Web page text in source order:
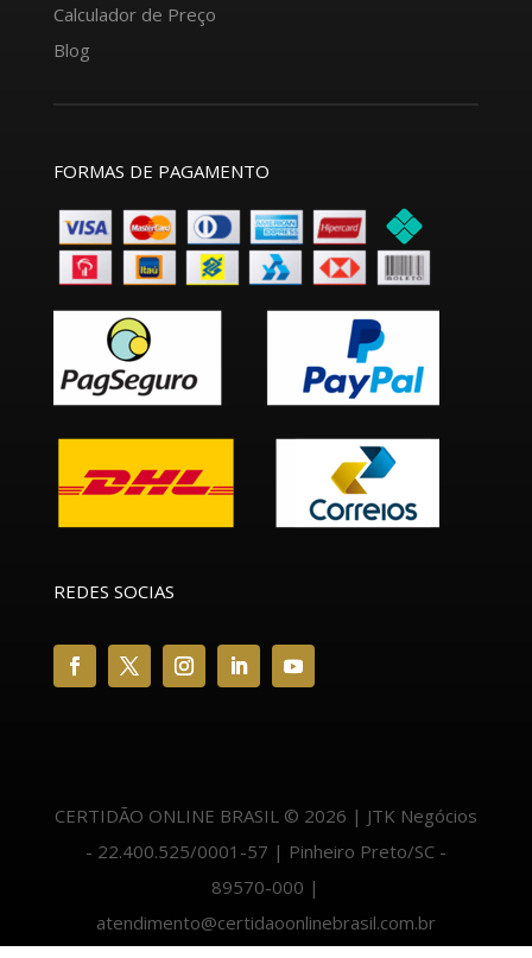
Calculador de Preço
Blog
FORMAS DE PAGAMENTO
REDES SOCIAS
CERTIDÃO ONLINE BRASIL © 2026 | JTK Negócios
- 22.400.525/0001-57 | Pinheiro Preto/SC -
89570-000 |
atendimento@certidaoonlinebrasil.com.br